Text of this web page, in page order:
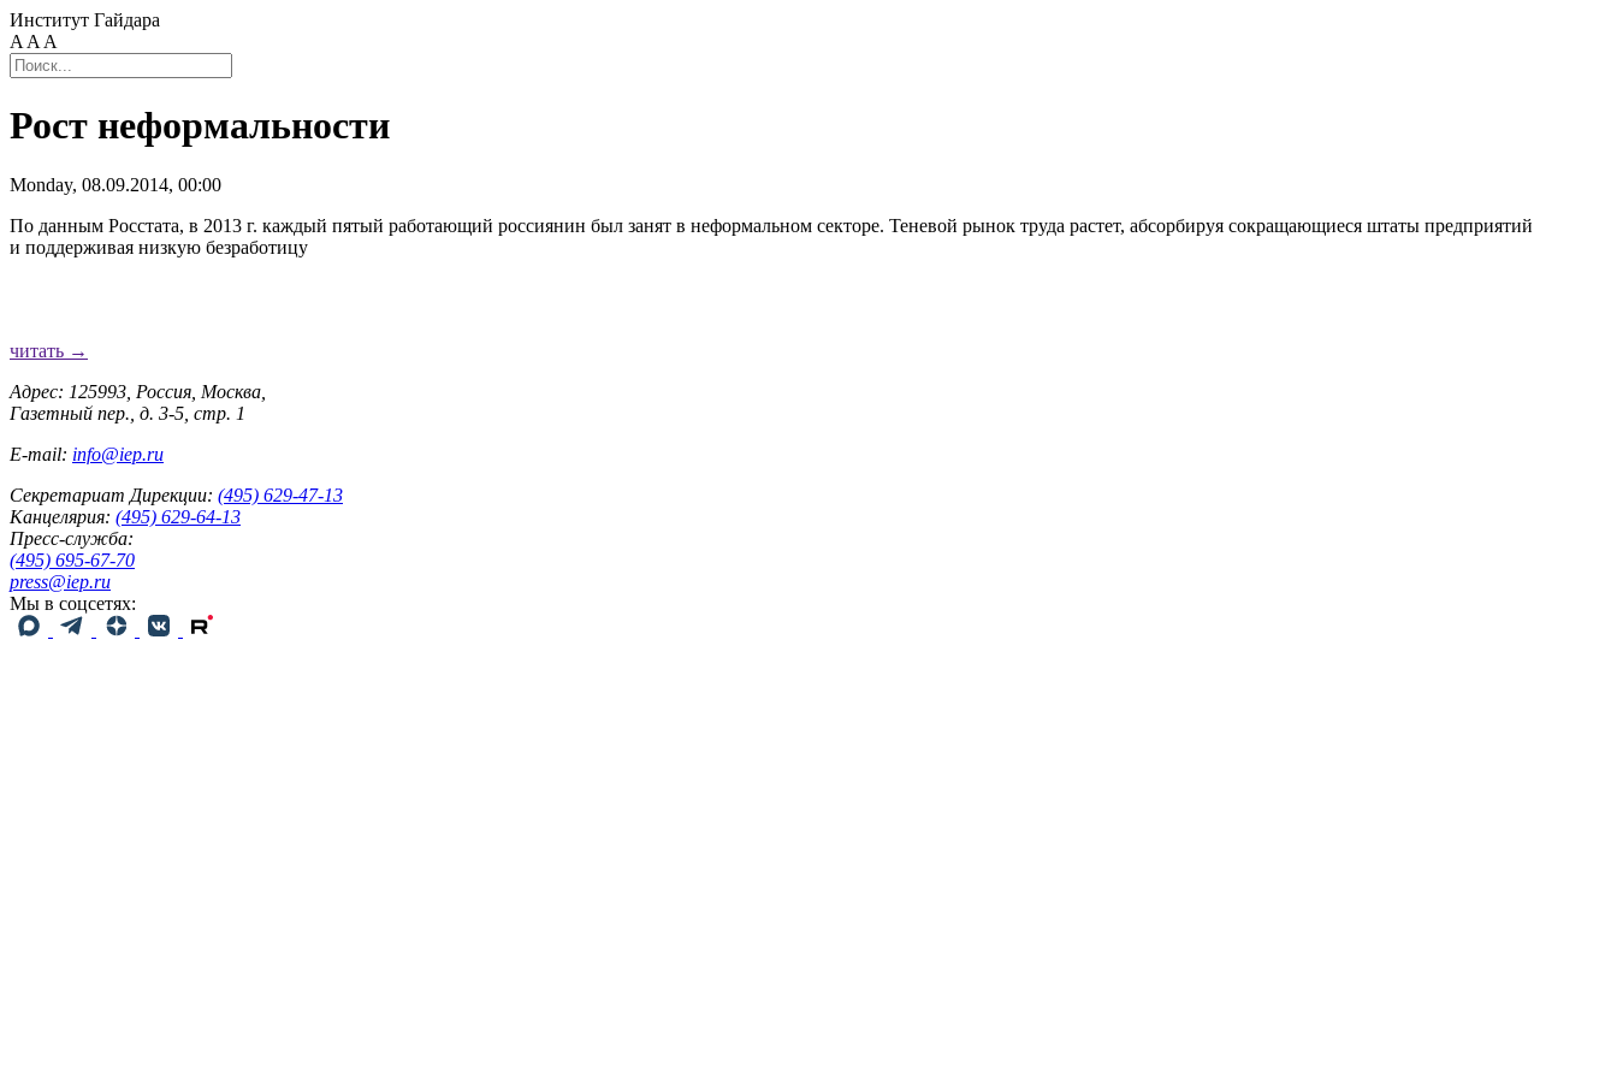
Институт Гайдара
A A A
Рост неформальности
Monday, 08.09.2014, 00:00
По данным Росстата, в 2013 г. каждый пятый работающий россиянин был занят в неформальном секторе. Теневой рынок труда растет, абсорбируя сокращающиеся штаты предприятий
и поддерживая низкую безработицу
читать →
Адрес: 125993, Россия, Москва,
Газетный пер., д. 3-5, стр. 1
E-mail: info@iep.ru
Секретариат Дирекции: (495) 629-47-13
Канцелярия: (495) 629-64-13
Пресс-служба:
(495) 695-67-70
press@iep.ru
Мы в соцсетях: